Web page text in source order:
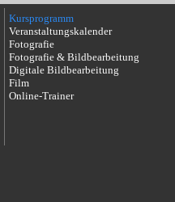
Kursprogramm
Veranstaltungskalender
Fotografie
Fotografie & Bildbearbeitung
Digitale Bildbearbeitung
Film
Online-Trainer